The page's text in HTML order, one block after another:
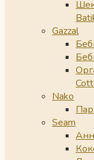
Gazzal
Nako
Seam